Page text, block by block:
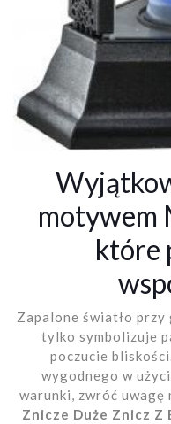
motywem
które
Zapalone światło przy
tylko symbolizuje
poczucie
wygodnego w
warunki, zwróć uwagę
Znicze Duże Znicz Z